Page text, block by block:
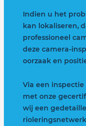
Indien u het
kan lokaliseren,
professioneel
deze camera-
oorzaak en
Via een
met onze
wij een